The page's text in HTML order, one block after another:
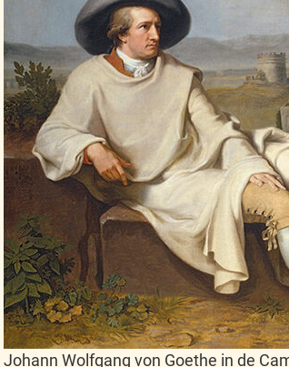
Johann Wolfgang von Goethe in de